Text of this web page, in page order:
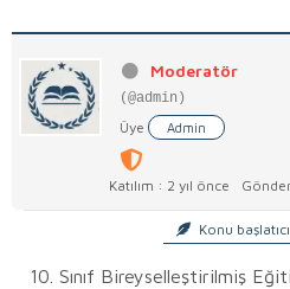
Moderatör
(@admin)
Üye Admin
Katılım : 2 yıl önce
Konu başlatıcı
10. Sınıf Bireyselleştirilmiş